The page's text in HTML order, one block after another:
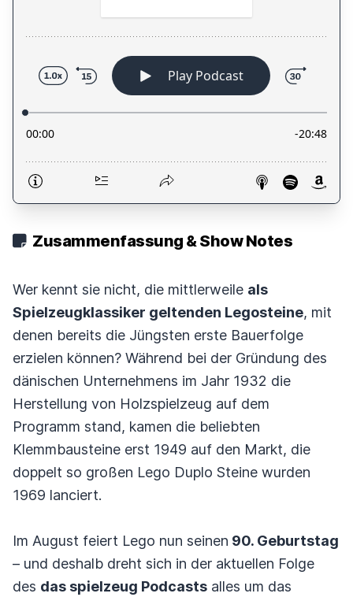
Zusammenfassung & Show Notes
Wer kennt sie nicht, die mittlerweile als
Spielzeugklassiker geltenden Legosteine, mit
denen bereits die Jüngsten erste Bauerfolge
erzielen können? Während bei der Gründung des
dänischen Unternehmens im Jahr 1932 die
Herstellung von Holzspielzeug auf dem
Programm stand, kamen die beliebten
Klemmbausteine erst 1949 auf den Markt, die
doppelt so großen Lego Duplo Steine wurden
1969 lanciert.
Im August feiert Lego nun seinen 90. Geburtstag
– und deshalb dreht sich in der aktuellen Folge
des das spielzeug Podcasts alles um das